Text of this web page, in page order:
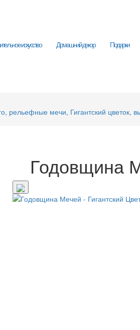
искусство Домашний декор Подарки
рельефные мечи, Гигантский цветок,
Годовщина